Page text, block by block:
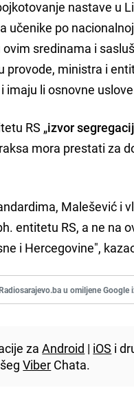
nastave u
učenike po
sredinama i
provode, ministra i
li osnovne
RS „izvor
mora prestati za
Malešević i
entitetu RS, a ne na
i Hercegovine",
u omiljene Google
zaAndroid | iOS i
Viber Chata.